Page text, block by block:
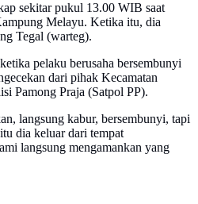
sekitar pukul 13.00 WIB saat
Melayu. Ketika itu, dia
Tegal (warteg).
pelaku berusaha bersembunyi
dari pihak Kecamatan
Pamong Praja (Satpol PP).
langsung kabur, bersembunyi, tapi
dia keluar dari tempat
langsung mengamankan yang